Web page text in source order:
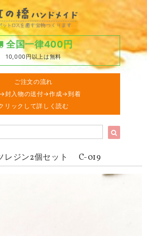
全国一律400円
10,000円以上は無料
ご注文の流れ
封入物の送付→作成→到着
リックして詳しく読む
レジン2個セット C-019